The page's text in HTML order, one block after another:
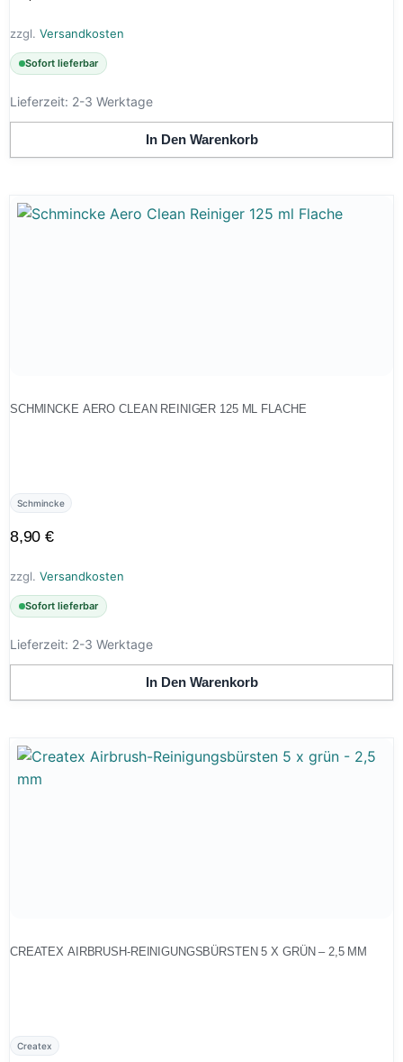
zzgl. Versandkosten
Sofort lieferbar
Lieferzeit: 2-3 Werktage
In Den Warenkorb
SCHMINCKE AERO CLEAN REINIGER 125 ML FLACHE
Schmincke
8,90€
zzgl. Versandkosten
Sofort lieferbar
Lieferzeit: 2-3 Werktage
In Den Warenkorb
CREATEX AIRBRUSH-REINIGUNGSBÜRSTEN 5 X GRÜN – 2,5 MM
Createx